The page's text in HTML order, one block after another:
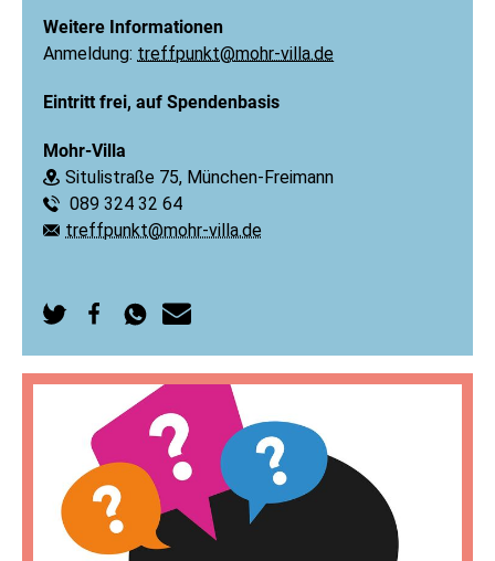
Weitere Informationen
Anmeldung: treffpunkt@mohr-villa.de
Eintritt frei, auf Spendenbasis
Mohr-Villa
Ort:
Situlistraße 75, München-Freimann
Telefon:
089 324 32 64
E-Mail:
treffpunkt@mohr-villa.de
TwitterFacebookWhatsApp
senden
E-
senden